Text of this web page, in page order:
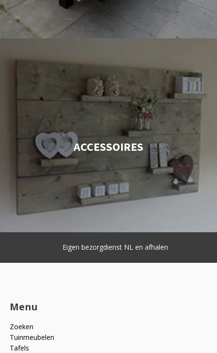
ACCESSOIRES
Eigen bezorgdienst NL en afhalen
Menu
Zoeken
Tuinmeubelen
Tafels